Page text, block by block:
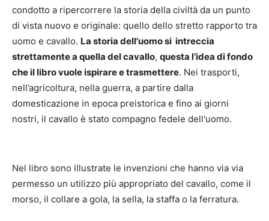
condotto a ripercorrere la storia della civiltà da un punto
di vista nuovo e originale: quello dello stretto rapporto tra
uomo e cavallo. La storia dell'uomo si intreccia
strettamente a quella del cavallo, questa l’idea di fondo
che il libro vuole ispirare e trasmettere. Nei trasporti,
nell’agricoltura, nella guerra, a partire dalla
domesticazione in epoca preistorica e fino ai giorni
nostri, il cavallo è stato compagno fedele dell'uomo.
Nel libro sono illustrate le invenzioni che hanno via via
permesso un utilizzo più appropriato del cavallo, come il
morso, il collare a gola, la sella, la staffa o la ferratura.